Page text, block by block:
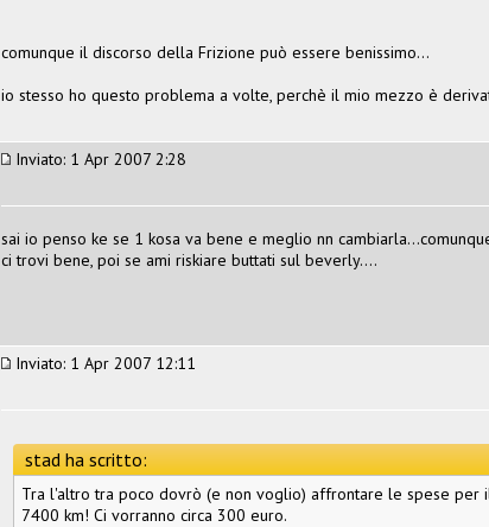
comunque il discorso della Frizione può essere benissimo...
io stesso ho questo problema a volte, perchè il mio mezzo è
Inviato: 1 Apr 2007 2:28
sai io penso ke se 1 kosa va bene e meglio nn
ci trovi bene, poi se ami riskiare buttati sul beverly....
Inviato: 1 Apr 2007 12:11
stad ha scritto:
Tra l'altro tra poco dovrò (e non voglio) affrontare le spese per
7400 km! Ci vorranno circa 300 euro.